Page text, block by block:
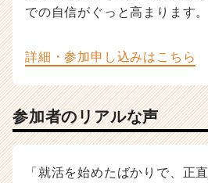
での自信がぐっと高まります。
詳細・参加申し込みはこちら
参加者のリアルな声
「就活を始めたばかりで、正